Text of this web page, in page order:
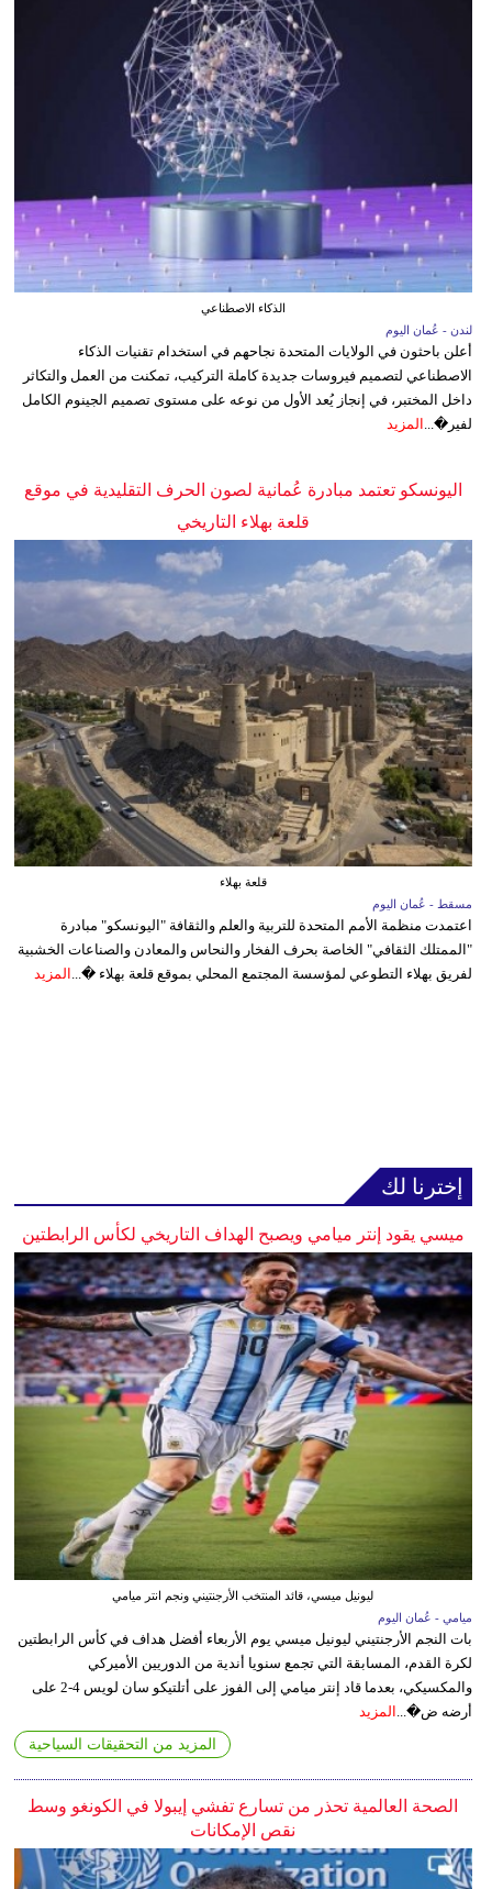
الذكاء الاصطناعي
لندن - عُمان اليوم
أعلن باحثون في الولايات المتحدة نجاحهم في استخدام تقنيات الذكاء
الاصطناعي لتصميم فيروسات جديدة كاملة التركيب، تمكنت من العمل والتكاثر
داخل المختبر، في إنجاز يُعد الأول من نوعه على مستوى تصميم الجينوم الكامل
لفير�... المزيد
اليونسكو تعتمد مبادرة عُمانية لصون الحرف التقليدية في موقع
قلعة بهلاء التاريخي
قلعة بهلاء
مسقط - عُمان اليوم
اعتمدت منظمة الأمم المتحدة للتربية والعلم والثقافة "اليونسكو" مبادرة
"الممتلك الثقافي" الخاصة بحرف الفخار والنحاس والمعادن والصناعات الخشبية
لفريق بهلاء التطوعي لمؤسسة المجتمع المحلي بموقع قلعة بهلاء �... المزيد
إخترنا لك
ميسي يقود إنتر ميامي ويصبح الهداف التاريخي لكأس الرابطتين
ليونيل ميسي، قائد المنتخب الأرجنتيني ونجم انتر ميامي
ميامي - عُمان اليوم
بات النجم الأرجنتيني ليونيل ميسي يوم الأربعاء أفضل هداف في كأس الرابطتين
لكرة القدم، المسابقة التي تجمع سنويا أندية من الدوريين الأميركي
والمكسيكي، بعدما قاد إنتر ميامي إلى الفوز على أتلتيكو سان لويس 4-2 على
أرضه ض�... المزيد
المزيد من التحقيقات السياحية
الصحة العالمية تحذر من تسارع تفشي إيبولا في الكونغو وسط
نقص الإمكانات